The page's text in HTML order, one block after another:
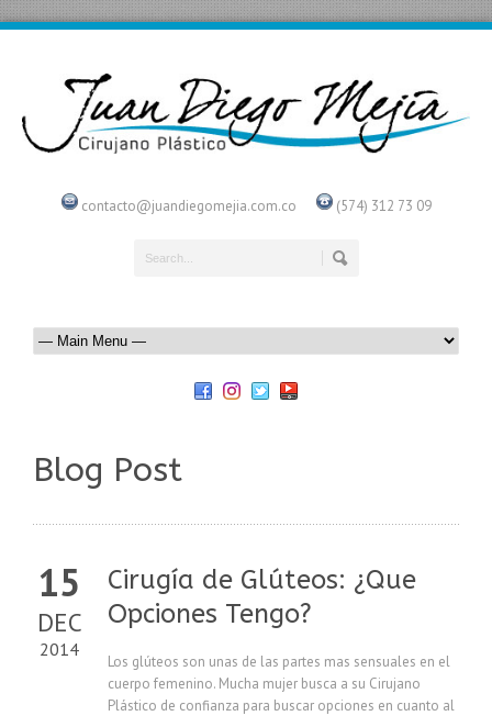
contacto@juandiegomejia.com.co (574) 312 73 09
Blog Post
15
DEC
2014
Cirugía de Glúteos: ¿Que
Opciones Tengo?
Los glúteos son unas de las partes mas sensuales en el
cuerpo femenino. Mucha mujer busca a su Cirujano
Plástico de confianza para buscar opciones en cuanto al